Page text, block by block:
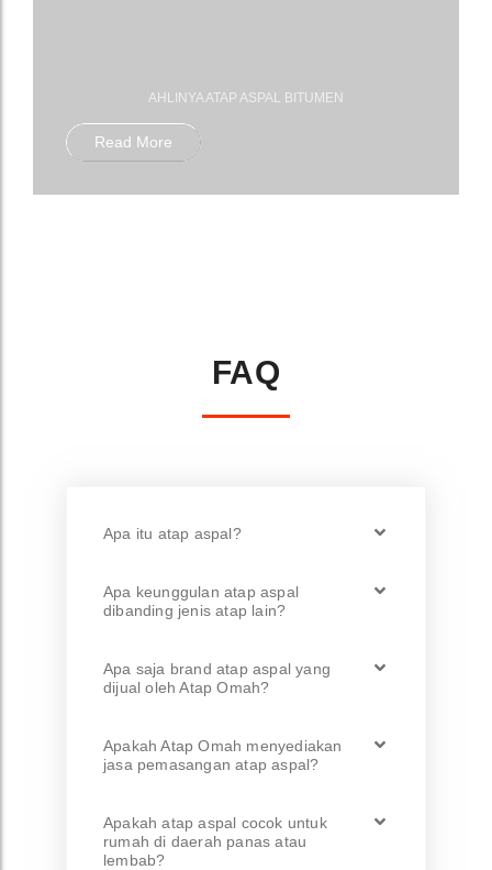
AHLINYA ATAP ASPAL BITUMEN
Read More
FAQ
Apa itu atap aspal?
Apa keunggulan atap aspal
dibanding jenis atap lain?
Apa saja brand atap aspal yang
dijual oleh Atap Omah?
Apakah Atap Omah menyediakan
jasa pemasangan atap aspal?
Apakah atap aspal cocok untuk
rumah di daerah panas atau
lembab?